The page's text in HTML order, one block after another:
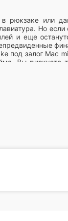
рюкзаке или
Но если
и еще
под залог Mac
Вы рискуете
которые
пакет
устройство
от его рыночной